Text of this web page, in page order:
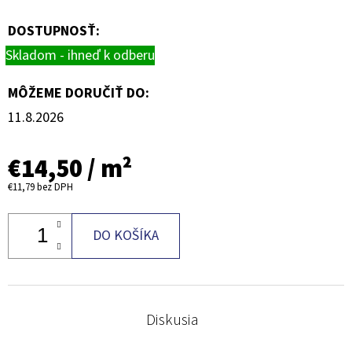
DOSTUPNOSŤ:
Skladom - ihneď k odberu
MÔŽEME DORUČIŤ DO:
11.8.2026
€14,50/ m²
€11,79bez DPH
DO KOŠÍKA
Diskusia